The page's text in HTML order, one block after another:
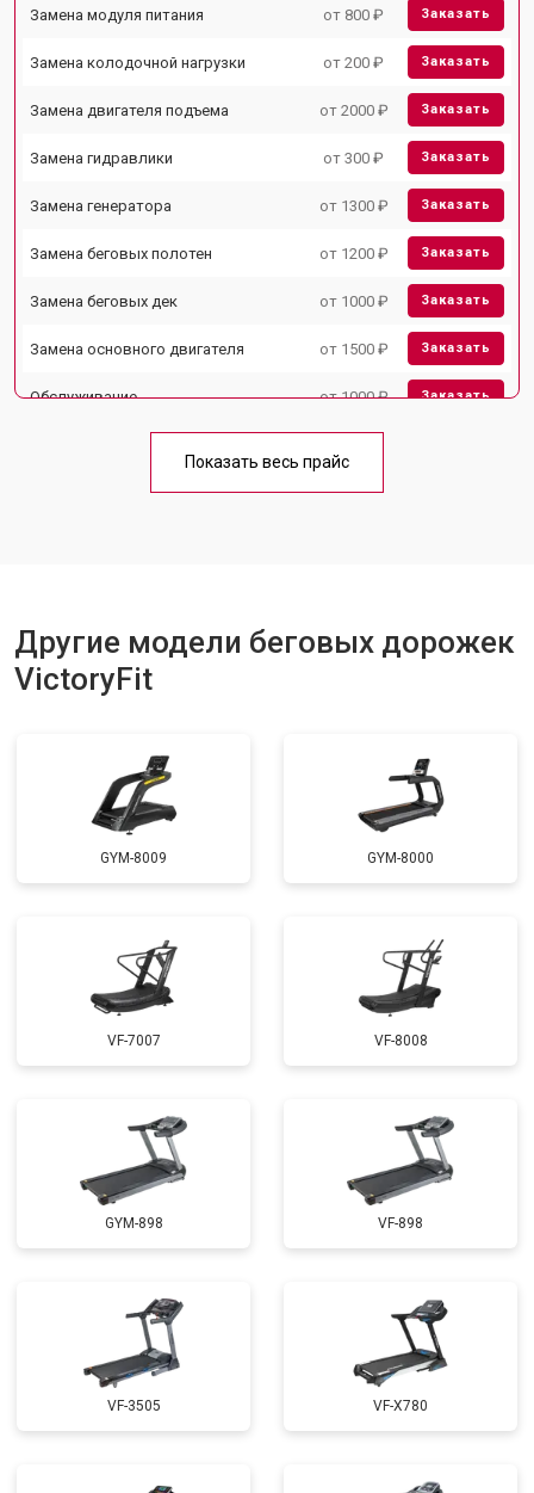
Замена модуля питания от 800 ₽ Заказать
Замена колодочной нагрузки от 200 ₽ Заказать
Замена двигателя подъема от 2000 ₽ Заказать
Замена гидравлики от 300 ₽ Заказать
Замена генератора от 1300 ₽ Заказать
Замена беговых полотен от 1200 ₽ Заказать
Замена беговых дек от 1000 ₽ Заказать
Замена основного двигателя от 1500 ₽ Заказать
Обслуживание от 1000 ₽ Заказать
Замена блока питания от 1000 ₽
Показать весь прайс
Другие модели беговых дорожек
VictoryFit
GYM-8009 GYM-8000
VF-7007 VF-8008
GYM-898 VF-898
VF-3505 VF-X780